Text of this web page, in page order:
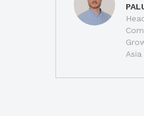
Asia